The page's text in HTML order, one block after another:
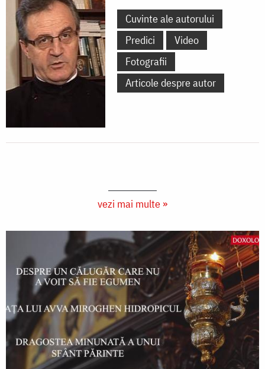
Cuvinte ale autorului
Predici
Video
Fotografii
Articole despre autor
vezi mai multe »